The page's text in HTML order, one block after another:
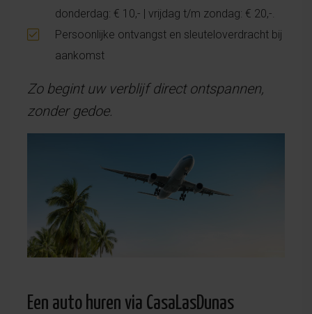
donderdag: € 10,- | vrijdag t/m zondag: € 20,-.
Persoonlijke ontvangst en sleuteloverdracht bij
aankomst
Zo begint uw verblijf direct ontspannen,
zonder gedoe.
Een auto huren via CasaLasDunas